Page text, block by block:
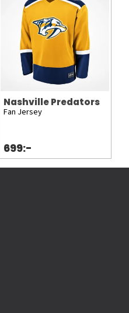
Nashville Predators
Fan Jersey
699:-